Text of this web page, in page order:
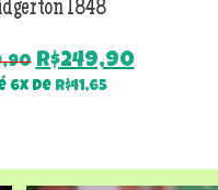
1848
O
preço
R$249,90O
6x de R$41,65